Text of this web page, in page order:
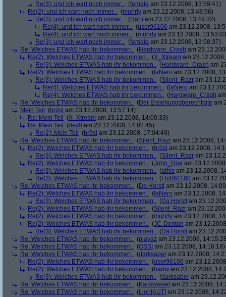
Re(3): und ich wart noch immer... (female am 23.12.2008, 13:59:41)
Re(2): und ich wart noch immer... (muhrly am 23.12.2008, 13:48:56)
Re(3): und ich wart noch immer... (Harti am 23.12.2008, 13:49:32)
Re(4): und ich wart noch immer... (user96106 am 23.12.2008,
Re(4): und ich wart noch immer... (muhrly am 23.12.2008,
Re(3): und ich wart noch immer... (female am 23.12.2008, 13:58:37)
Re: Welches ETWAS hab ihr bekommen.. (Hardware_Crash am
Re(2): Welches ETWAS hab ihr bekommen.. (X_Xtream am
Re(3): Welches ETWAS hab ihr bekommen.. (Hardware_Crash am
Re(2): Welches ETWAS hab ihr bekommen.. (taNero am 23.12.2008,
Re(3): Welches ETWAS hab ihr bekommen.. (Silent_Razr am
Re(4): Welches ETWAS hab ihr bekommen.. (taNero am
Re(4): Welches ETWAS hab ihr bekommen.. (Hardware_Crash
Re: Welches ETWAS hab ihr bekommen.. (Der Erziehungsberechtigte am
Mein Teil
(brösl am 23.12.2008, 13:57:14)
Re: Mein Teil
(X_Xtream am 23.12.2008, 14:00:33)
Re: Mein Teil
(dev0 am 23.12.2008, 14:02:45)
Re(2): Mein Teil
(brösl am 23.12.2008, 17:04:49)
Re: Welches ETWAS hab ihr bekommen.. (Silent_Razr am 23.12.2008,
Re(2): Welches ETWAS hab ihr bekommen.. (brösl am 23.12.2008,
Re(3): Welches ETWAS hab ihr bekommen.. (Silent_Razr am
Re(2): Welches ETWAS hab ihr bekommen.. (John_Doe am
Re(3): Welches ETWAS hab ihr bekommen.. (athis am 23.12.2008,
Re(3): Welches ETWAS hab ihr bekommen.. (Flo061180 am
Re: Welches ETWAS hab ihr bekommen.. (Da Horstl am 23.12.2008,
Re(2): Welches ETWAS hab ihr bekommen.. (taNero am 23.12.2008,
Re(3): Welches ETWAS hab ihr bekommen.. (Da Horstl am
Re(2): Welches ETWAS hab ihr bekommen.. (Silent_Razr am
Re(2): Welches ETWAS hab ihr bekommen.. (muhrly am 23.12.2008,
Re(2): Welches ETWAS hab ihr bekommen.. (JC-Denton am
Re(3): Welches ETWAS hab ihr bekommen.. (Da Horstl am
Re: Welches ETWAS hab ihr bekommen.. (playaz am 23.12.2008,
Re: Welches ETWAS hab ihr bekommen.. (OSSI am 23.12.2008, 14:16:18)
Re: Welches ETWAS hab ihr bekommen.. (darksaber am 23.12.2008,
Re(2): Welches ETWAS hab ihr bekommen.. (user96106 am
Re(2): Welches ETWAS hab ihr bekommen.. (hariw am 23.12.2008,
Re(3): Welches ETWAS hab ihr bekommen.. (darksaber am
Re: Welches ETWAS hab ihr bekommen.. (Kackwiesel am 23.12.2008,
Re: Welches ETWAS hab ihr bekommen.. (Lion[AUT] am 23.12.2008,